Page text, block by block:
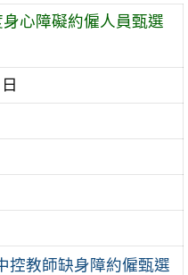
心障礙約僱人員甄選
控教師缺身障約僱甄選